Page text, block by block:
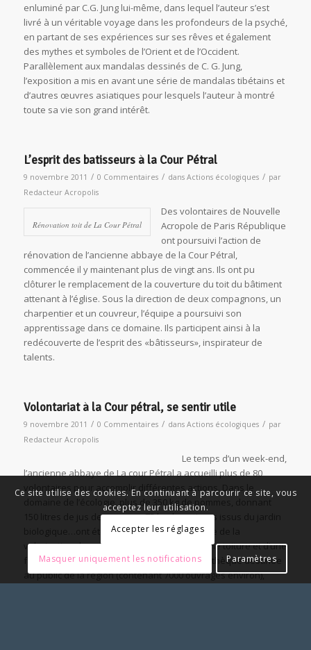
enluminé par C.G. Jung lui-même, dans lequel l’auteur s’est
livré à un véritable voyage dans les profondeurs de la psyché,
en partant de ses expériences sur ses rêves et également
des mythes et symboles de l’Orient et de l’Occident.
Parallèlement aux mandalas dessinés de C. G. Jung,
l’exposition a mis en avant une série de mandalas tibétains et
d’autres œuvres asiatiques pour lesquels l’auteur à montré
toute sa vie son grand intérêt.
L’esprit des batisseurs à la Cour Pétral
9 novembre 2011 / 0 Commentaires / dans Actions écologiques / par
Redacteur Acropolis
Rénovation toit de La Cour Pétral
Des volontaires de Nouvelle
Acropole de Paris République
ont poursuivi l’action de
rénovation de l’ancienne abbaye de la Cour Pétral,
commencée il y maintenant plus de vingt ans. Ils ont pu
clôturer le remplacement de la couverture du toit du bâtiment
attenant à l’église. Sous la direction de deux compagnons, un
charpentier et un couvreur, l’équipe a poursuivi son
apprentissage dans ce domaine. Ils participent ainsi à la
redécouverte de l’esprit des «bâtisseurs», inspirateur de
talents.
Volontariat à la Cour pétral, se sentir utile
9 novembre 2011 / 0 Commentaires / dans Actions écologiques / par
Redacteur Acropolis
Le temps d’un week-end,
l’ancienne abbaye de La cour Pétral a accueilli plus de 80
volontaires pour accomplir différentes actions. Dans le
domaine de l’écologie, plus de 350 kg de pommes, donnant
150 litres de jus de pommes, 75 kg de potirons issus du jardin
biologique…ont été récoltés. Dans le domaine de la
valorisation du patrimoine, la rénovation d’une toiture et d’une
façade a été poursuivie. Pour la future bibliothèque destinée
au public de la région (contenant 7000 ouvrages environ),
Ce site utilise des cookies. En continuant à parcourir ce site, vous
acceptez leur utilisation.
Accepter les réglages
Masquer uniquement les notifications Paramètres